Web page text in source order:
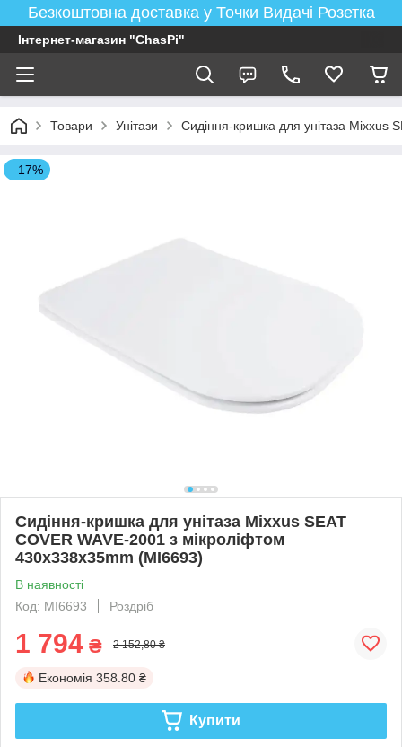
Безкоштовна доставка у Точки Видачі Розетка
Інтернет-магазин "ChasPi"
Товари Унітази Сидіння-кришка для унітаза Mixxus
–17%
Сидіння-кришка для унітаза Mixxus SEAT
COVER WAVE-2001 з мікроліфтом
430х338х35mm (MI6693)
В наявності
Код: MI6693
Роздріб
1 794 ₴ 2 152,80 ₴
Економія 358.80 ₴
Купити